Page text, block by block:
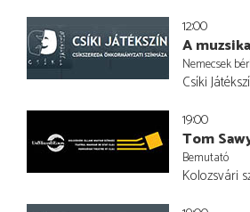
12:00
A
Nemecsek
Csíki
19:00
Tom
Bemutató
Kolozsvári